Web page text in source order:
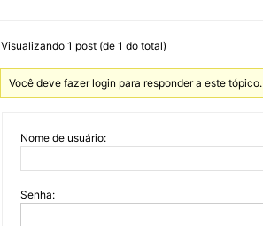
Visualizando 1 post (de 1 do total)
Você deve fazer login para responder a este tópico.
Nome de usuário:
Senha: